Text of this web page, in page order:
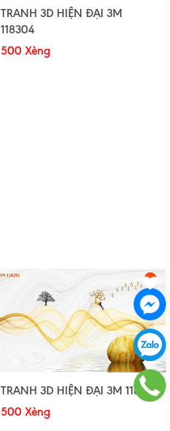
TRANH 3D HIỆN ĐẠI 3M
118304
500 Xèng
TRANH 3D HIỆN ĐẠI 3M 118291
500 Xèng